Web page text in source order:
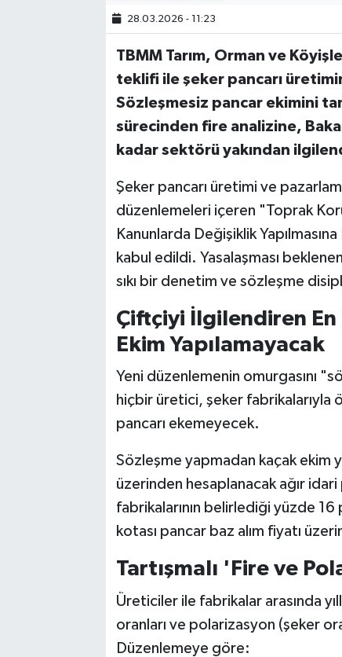
28.03.2026 - 11:23
TBMM Tarım, Orman ve
teklifi ile şeker pancarı
Sözleşmesiz pancar ekimini
sürecinden fire analizine,
kadar sektörü yakından
Şeker pancarı üretimi ve
düzenlemeleri içeren "Toprak
Kanunlarda Değişiklik
kabul edildi. Yasalaşması
sıkı bir denetim ve sözleşme
Çiftçiyi İlgilendiren
Ekim Yapılamayacak
Yeni düzenlemenin omurgasını
hiçbir üretici, şeker fabrikalarıyla
pancarı ekemeyecek.
Sözleşme yapmadan kaçak ekim
üzerinden hesaplanacak ağır
fabrikalarının belirlediği yüzde
kotası pancar baz alım fiyatı
Tartışmalı 'Fire ve
Üreticiler ile fabrikalar arasında
oranları ve polarizasyon (şeker
Düzenlemeye göre: